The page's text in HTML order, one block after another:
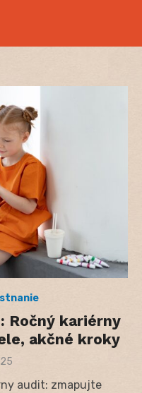
Ročný kariérny
akčné kroky
audit: zmapujte